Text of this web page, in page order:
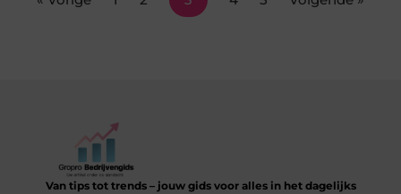
Van tips tot trends – jouw gids voor alles in het dagelijks